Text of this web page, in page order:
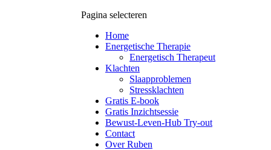
Pagina selecteren
Home
Energetische Therapie
Energetisch Therapeut
Klachten
Slaapproblemen
Stressklachten
Gratis E-book
Gratis Inzichtsessie
Bewust-Leven-Hub Try-out
Contact
Over Ruben